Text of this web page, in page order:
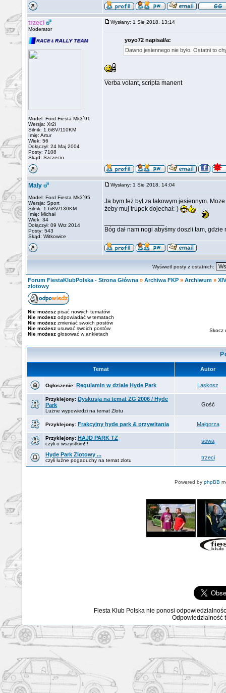
trzeci
Moderator
Model: Ford Fiesta Mk3`91
Wersja: Xr2i
Silnik: 1.6i8V/110KM
Imię: Artur
Wiek: 56
Dołączył: 24 Maj 2004
Posty: 7108
Skąd: Szczecin
Wysłany: 1 Sie 2018, 13:14
yoyo72 napisał/a:
Dawno jesiennego nie było. Ostatni to
Verba volant, scripta manent
Mały
Model: Ford Fiesta Mk3`95
Wersja: Sport
Silnik: 1.6i8V/130KM
Imię: Michał
Wiek: 34
Dołączył: 09 Wrz 2014
Posty: 543
Skąd: Witkowice
Wysłany: 1 Sie 2018, 14:04
Ja bym też był za takowym jesiennym.
żeby muj trupek dojechał:-)
Bóg dał nam nogi abyśmy doszli tam,
Wyświetl posty z ostatnich:
Forum FiestaKlubPolska - Strona Główna » Archiwa FKP » Archiwum »
zlotowy
Nie możesz pisać nowych tematów
Nie możesz odpowiadać w tematach
Nie możesz zmieniać swoich postów
Nie możesz usuwać swoich postów
Nie możesz głosować w ankietach
Skocz
Temat Autor
Ogłoszenie: Regulamin w dziale Hyde Park Laskosz
Przyklejony: Dyskusja na temat ZG 2006 / Hyde
Park
Lużne wypowiedzi na temat Zlotu
Gość
Przyklejony: Frakcyjny hyde park & przywitania Małgorza
Przyklejony: HAJD PARK TZ
czyli o wszystkim!!! sowa
Hyde Park Zlotowy ...
czyli luźne pogaduchy na temat zlotu trzeci
Powered by phpBB
Fiesta Klub Polska nie ponosi
Odpowiedzialność